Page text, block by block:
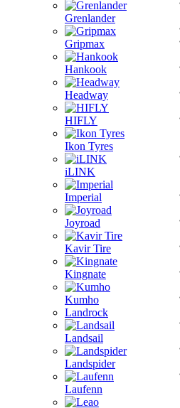
Grenlander
Gripmax
Hankook
Headway
HIFLY
Ikon Tyres
iLINK
Imperial
Joyroad
Kavir Tire
Kingnate
Kumho
Landrock
Landsail
Landspider
Laufenn